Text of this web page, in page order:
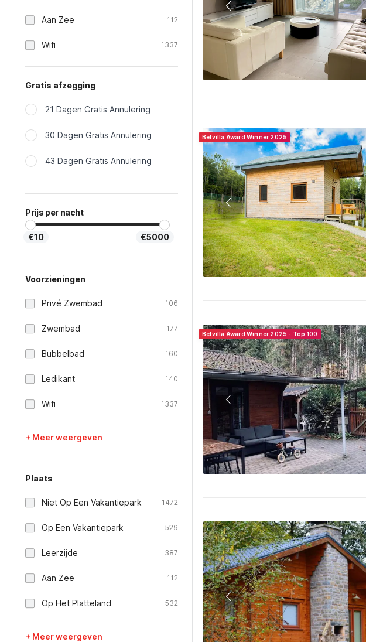
Aan Zee 112
Wifi 1337
Gratis afzegging
21 Dagen Gratis Annulering
30 Dagen Gratis Annulering
43 Dagen Gratis Annulering
Prijs per nacht
€10 €5000
Voorzieningen
Privé Zwembad 106
Zwembad 177
Bubbelbad 160
Ledikant 140
Wifi 1337
+ Meer weergeven
Plaats
Niet Op Een Vakantiepark 1472
Op Een Vakantiepark 529
Leerzijde 387
Aan Zee 112
Op Het Platteland 532
+ Meer weergeven
Belvilla Award Winner 2025
Belvilla Award Winner 2025 - Top 100